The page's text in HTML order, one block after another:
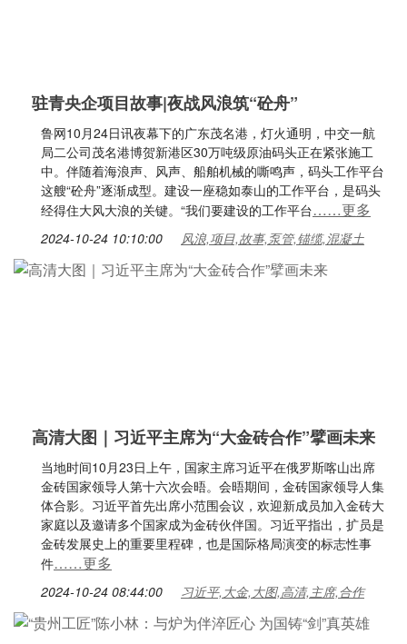
驻青央企项目故事|夜战风浪筑“砼舟”
鲁网10月24日讯夜幕下的广东茂名港，灯火通明，中交一航
局二公司茂名港博贺新港区30万吨级原油码头正在紧张施工
中。伴随着海浪声、风声、船舶机械的嘶鸣声，码头工作平台
这艘“砼舟”逐渐成型。建设一座稳如泰山的工作平台，是码头
经得住大风大浪的关键。“我们要建设的工作平台……更多
2024-10-24 10:10:00 风浪,项目,故事,泵管,锚缆,混凝土
高清大图｜习近平主席为“大金砖合作”擘画未来
当地时间10月23日上午，国家主席习近平在俄罗斯喀山出席
金砖国家领导人第十六次会晤。会晤期间，金砖国家领导人集
体合影。习近平首先出席小范围会议，欢迎新成员加入金砖大
家庭以及邀请多个国家成为金砖伙伴国。习近平指出，扩员是
金砖发展史上的重要里程碑，也是国际格局演变的标志性事
件……更多
2024-10-24 08:44:00 习近平,大金,大图,高清,主席,合作